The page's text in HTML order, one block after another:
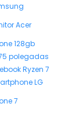
Acer
128gb
polegadas
Ryzen 7
LG
7